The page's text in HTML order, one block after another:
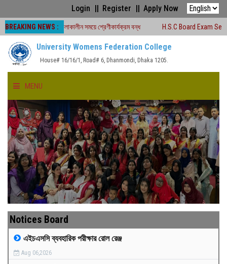
Login Register Apply Now
BREAKING NEWS :
-২০২৬ চলাকালীন সময়ে শ্রেণীকার্যক্রম বন্ধ H.S.C Board Exam Seat Plan (
University Womens Federation College
House# 16/16/1, Road# 6, Dhanmondi, Dhaka 1205.
MENU
HOME
ABOUT US
FACULTIES
ACADEMICS
GALLERY
MEDIA
Notices Board
এইচএসসি ব্যবহারিক পরীক্ষার রোল রেঞ্জ
Aug 06,2026